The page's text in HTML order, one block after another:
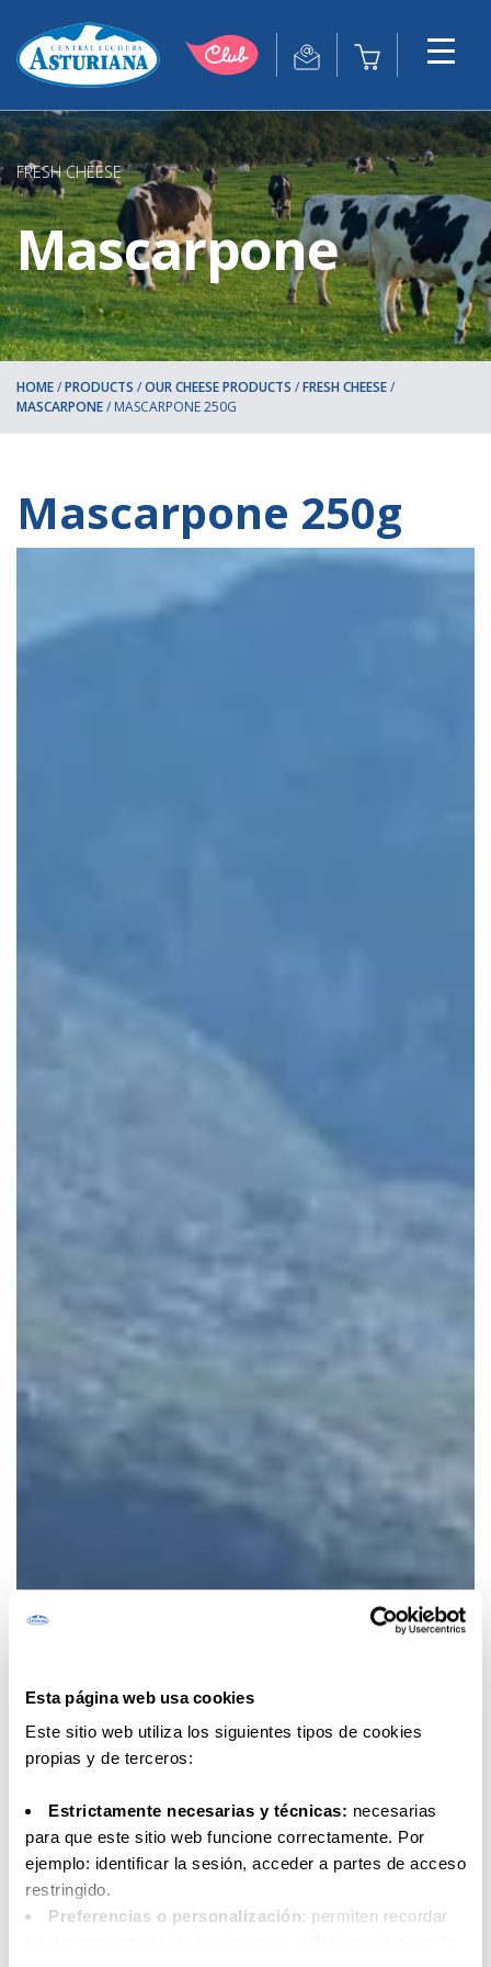
Esta página web usa cookies
Este sitio web utiliza los siguientes tipos de cookies
propias y de terceros:
Estrictamente necesarias y técnicas: necesarias
para que este sitio web funcione correctamente. Por
ejemplo: identificar la sesión, acceder a partes de acceso
restringido.
Preferencias o personalización: permiten recordar
FRESH CHEESE
Mascarpone
HOME/PRODUCTS /OUR CHEESE PRODUCTS /FRESH CHEESE/
MASCARPONE/ MASCARPONE 250G
Mascarpone 250g